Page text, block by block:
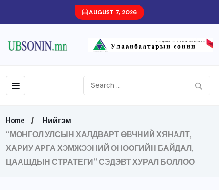
AUGUST 7, 2026
Home
Нийгэм
“МОНГОЛ УЛСЫН ХАЛДВАРТ ӨВЧНИЙ ХЯНАЛТ,
ХАРИУ АРГА ХЭМЖЭЭНИЙ ӨНӨӨГИЙН БАЙДАЛ,
ЦААШДЫН СТРАТЕГИ” СЭДЭВТ ХУРАЛ БОЛЛОО